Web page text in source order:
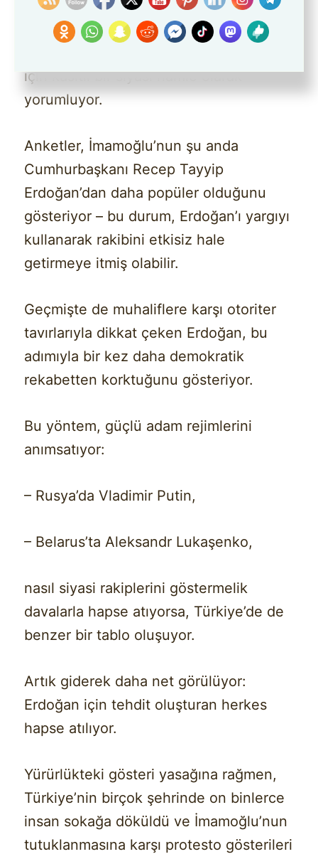
Gözlemciler bu durumu, Erdoğan’ın
için kasıtlı bir siyasi hamle olarak
yorumluyor.
Anketler, İmamoğlu’nun şu anda
Cumhurbaşkanı Recep Tayyip
Erdoğan’dan daha popüler olduğunu
gösteriyor – bu durum, Erdoğan’ı yargıyı
kullanarak rakibini etkisiz hale
getirmeye itmiş olabilir.
Geçmişte de muhaliflere karşı otoriter
tavırlarıyla dikkat çeken Erdoğan, bu
adımıyla bir kez daha demokratik
rekabetten korktuğunu gösteriyor.
Bu yöntem, güçlü adam rejimlerini
anımsatıyor:
– Rusya’da Vladimir Putin,
– Belarus’ta Aleksandr Lukaşenko,
nasıl siyasi rakiplerini göstermelik
davalarla hapse atıyorsa, Türkiye’de de
benzer bir tablo oluşuyor.
Artık giderek daha net görülüyor:
Erdoğan için tehdit oluşturan herkes
hapse atılıyor.
Yürürlükteki gösteri yasağına rağmen,
Türkiye’nin birçok şehrinde on binlerce
insan sokağa döküldü ve İmamoğlu’nun
tutuklanmasına karşı protesto gösterileri